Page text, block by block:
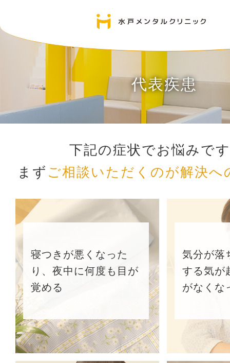
代表疾患
下記の症状でお悩みで
まず ご相談いただくのが解決へ
寝つきが悪くなった
り、夜中に何度も目が
覚める
気分が落
する気が
がなくな